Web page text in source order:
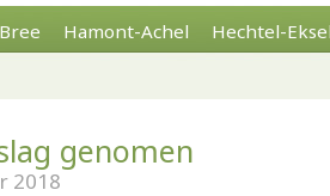
Bree Hamont-Achel Hechtel-
genomen
2018